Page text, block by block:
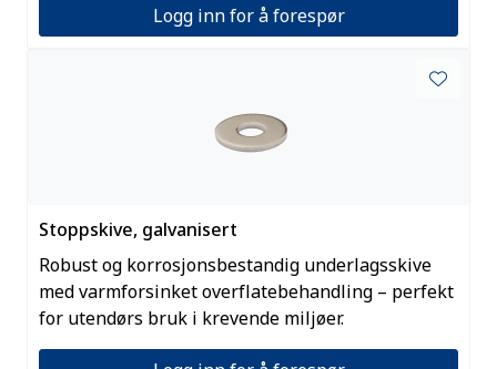
Logg inn for å forespør
Stoppskive, galvanisert
Robust og korrosjonsbestandig underlagsskive
med varmforsinket overflatebehandling – perfekt
for utendørs bruk i krevende miljøer.